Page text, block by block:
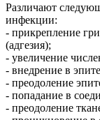
Различают
инфекции:
- прикрепление
(адгезия);
- увеличение
- внедрение в
- преодоление
- попадание в
- преодоление